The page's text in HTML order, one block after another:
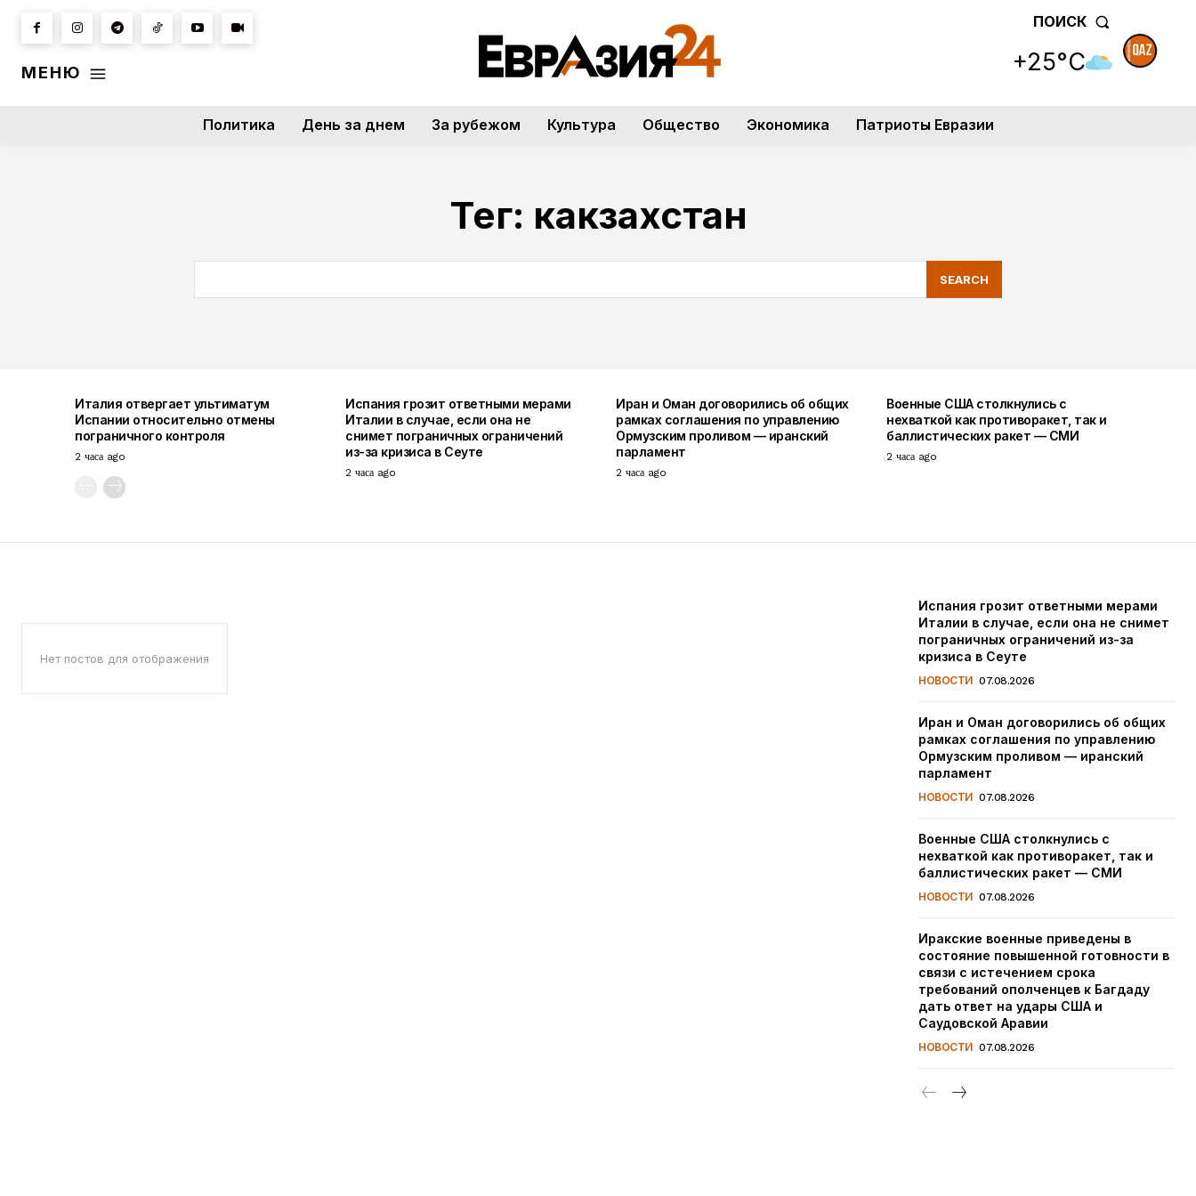
МЕНЮ
ПОИСК
+25°C
Политика День за днем За рубежом Культура Общество Экономика Патриоты Евразии
Тег: какзахстан
SEARCH
Италия отвергает ультиматум
Испании относительно отмены
пограничного контроля
2 часа ago
Испания грозит ответными мерами
Италии в случае, если она не
снимет пограничных ограничений
из-за кризиса в Сеуте
2 часа ago
Иран и Оман договорились об общих
рамках соглашения по управлению
Ормузским проливом — иранский
парламент
2 часа ago
Военные США столкнулись с
нехваткой как противоракет, так и
баллистических ракет — СМИ
2 часа ago
Нет постов для отображения
Испания грозит ответными мерами
Италии в случае, если она не снимет
пограничных ограничений из-за
кризиса в Сеуте
НОВОСТИ 07.08.2026
Иран и Оман договорились об общих
рамках соглашения по управлению
Ормузским проливом — иранский
парламент
НОВОСТИ 07.08.2026
Военные США столкнулись с
нехваткой как противоракет, так и
баллистических ракет — СМИ
НОВОСТИ 07.08.2026
Иракские военные приведены в
состояние повышенной готовности в
связи с истечением срока
требований ополченцев к Багдаду
дать ответ на удары США и
Саудовской Аравии
НОВОСТИ 07.08.2026